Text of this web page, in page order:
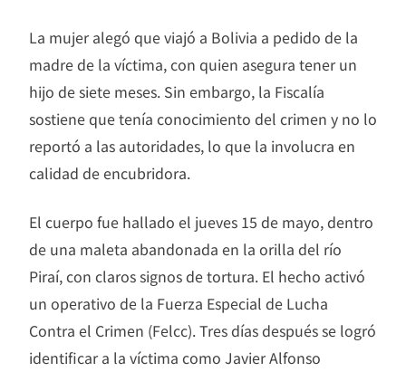
La mujer alegó que viajó a Bolivia a pedido de la
madre de la víctima, con quien asegura tener un
hijo de siete meses. Sin embargo, la Fiscalía
sostiene que tenía conocimiento del crimen y no lo
reportó a las autoridades, lo que la involucra en
calidad de encubridora.
El cuerpo fue hallado el jueves 15 de mayo, dentro
de una maleta abandonada en la orilla del río
Piraí, con claros signos de tortura. El hecho activó
un operativo de la Fuerza Especial de Lucha
Contra el Crimen (Felcc). Tres días después se logró
identificar a la víctima como Javier Alfonso